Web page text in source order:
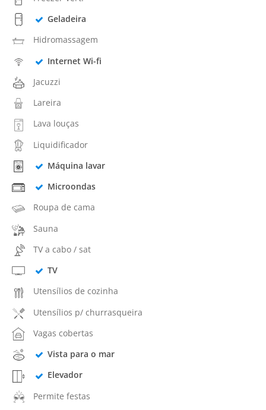
Geladeira
Hidromassagem
Internet Wi-fi
Jacuzzi
Lareira
Lava louças
Liquidificador
Máquina lavar
Microondas
Roupa de cama
Sauna
TV a cabo / sat
TV
Utensílios de cozinha
Utensílios p/ churrasqueira
Vagas cobertas
Vista para o mar
Elevador
Permite festas